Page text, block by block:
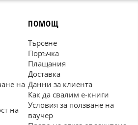
на
на
ПОМОЩ
Търсене
Поръчка
Плащания
Доставка
Данни за клиента
Как да свалим е-книги
Условия за ползване на
ваучер